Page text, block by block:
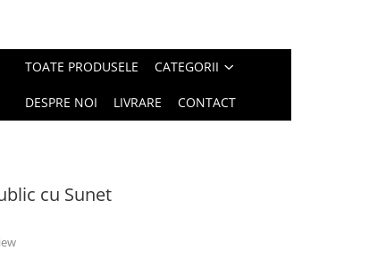
TOATE PRODUSELE CATEGORII
DESPRE NOI LIVRARE CONTACT
cu Sunet